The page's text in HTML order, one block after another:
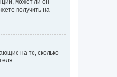
может ли он
получить на
на то, сколько